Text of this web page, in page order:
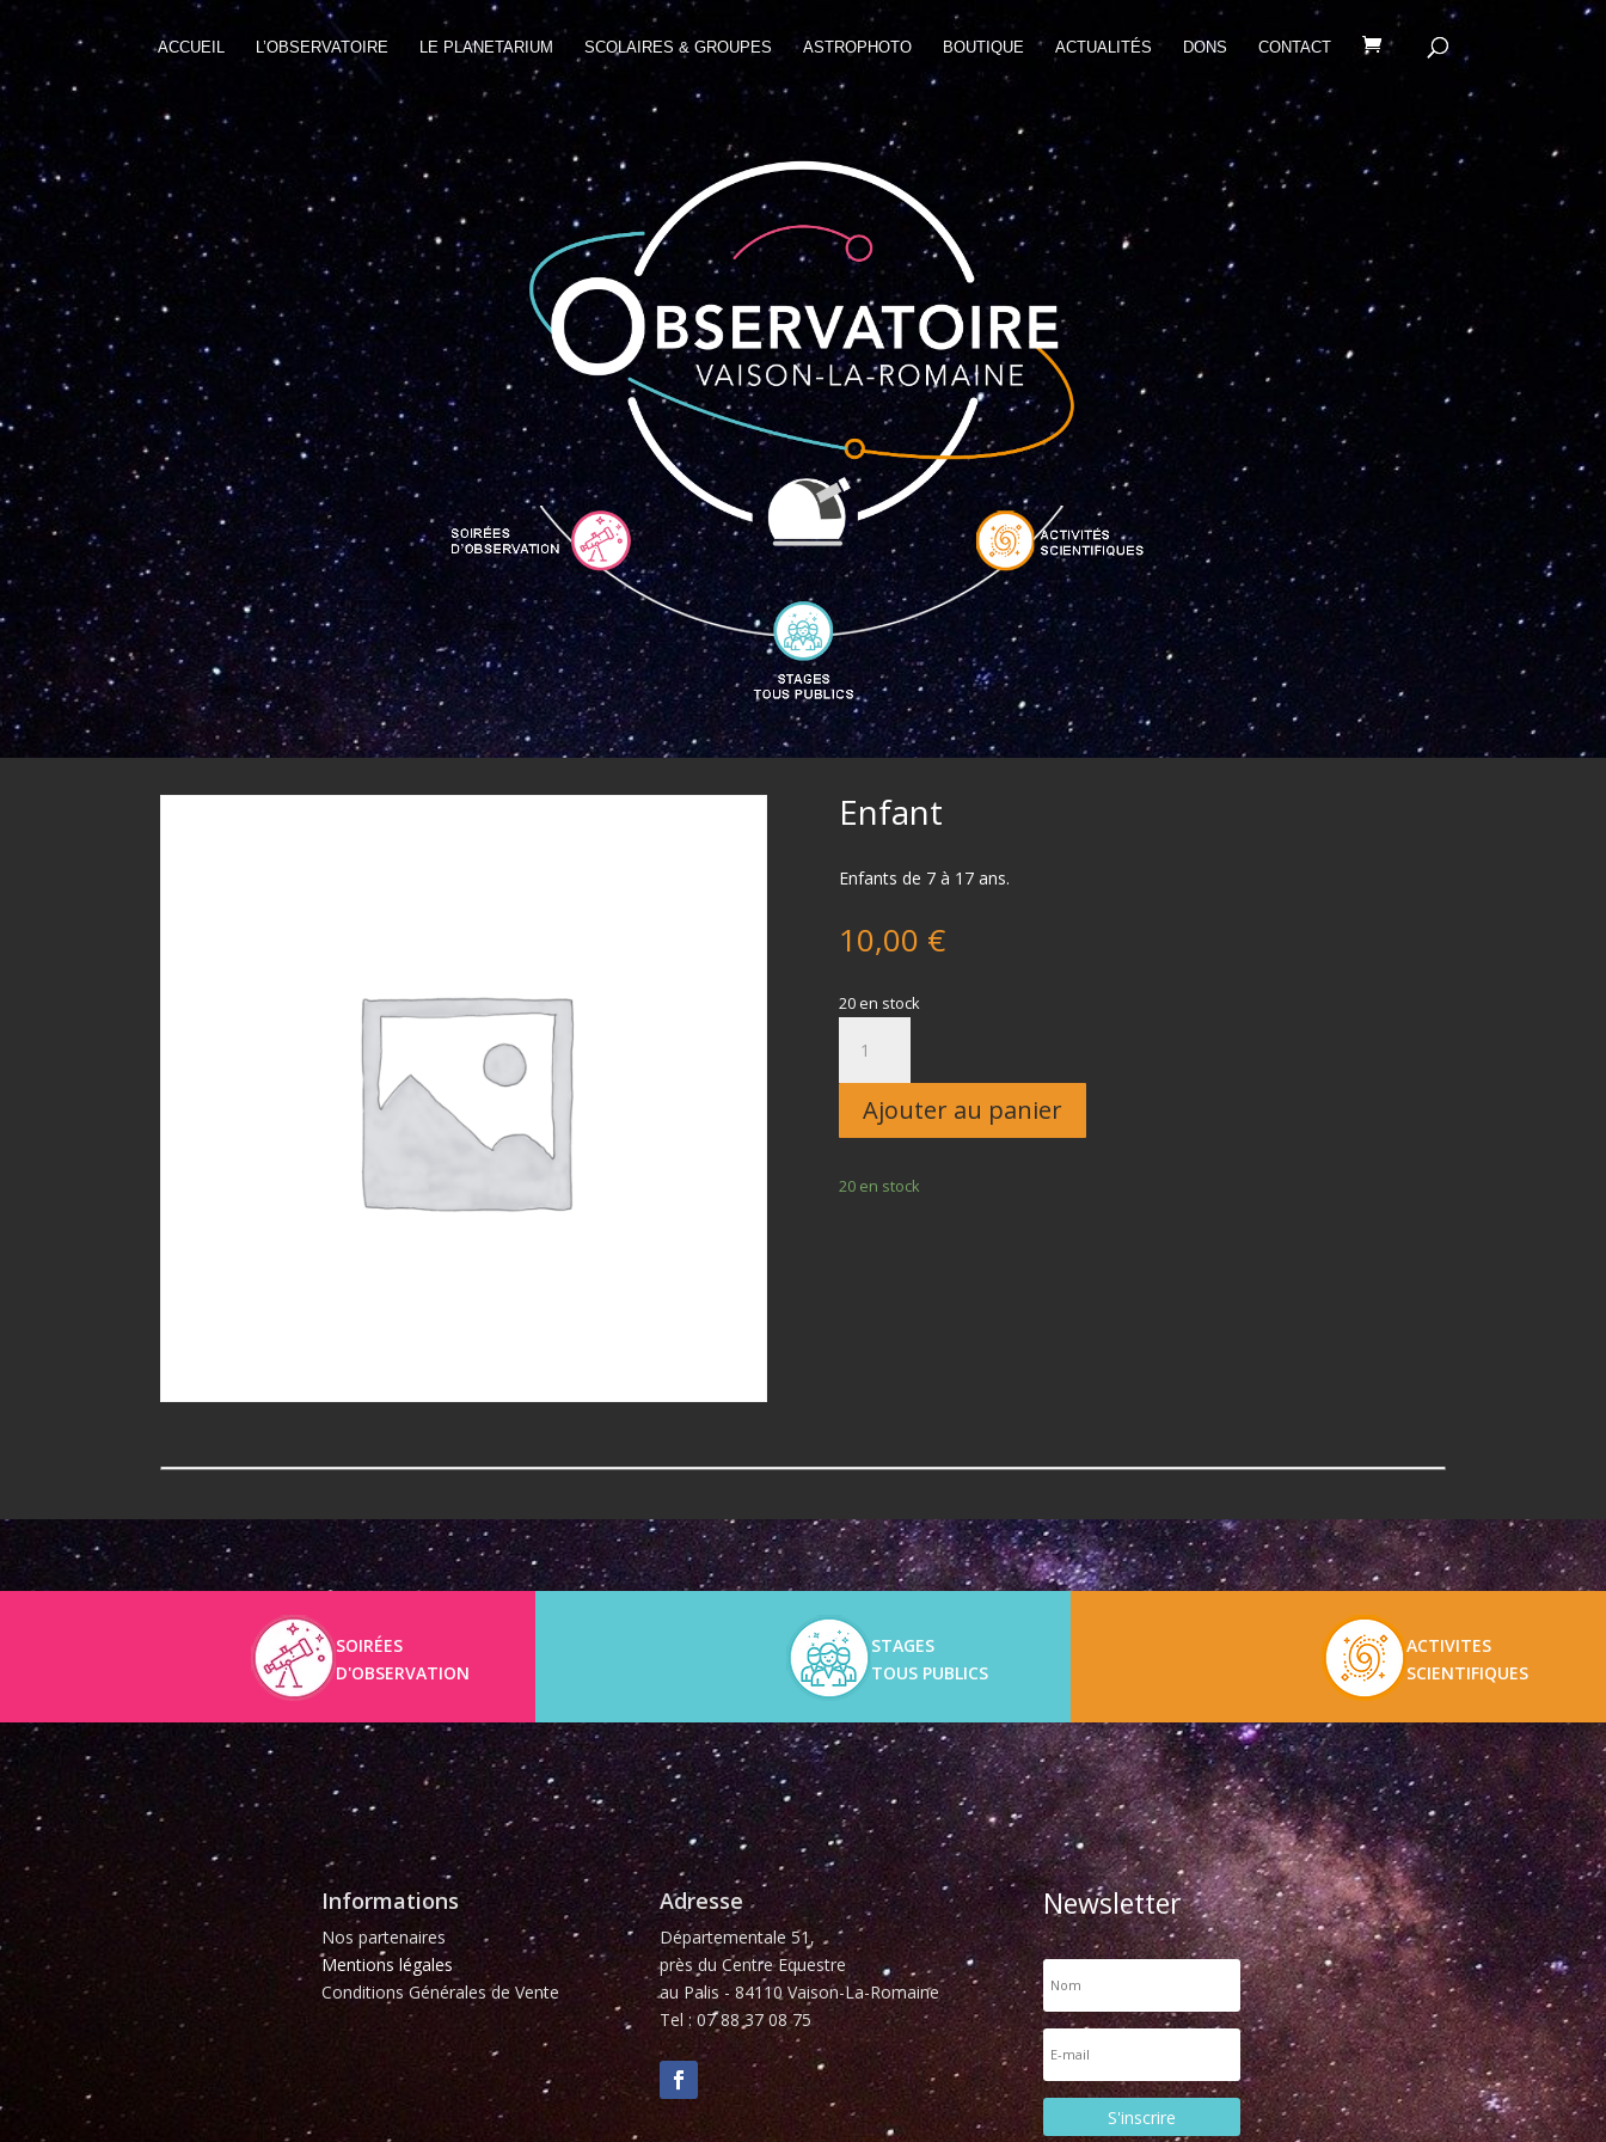
ACCUEIL L’OBSERVATOIRE LE PLANETARIUM SCOLAIRES & GROUPES ASTROPHOTO BOUTIQUE ACTUALITÉS DONS CONTACT
Enfant
Enfants de 7 à 17 ans.
10,00 €
20 en stock
Enfant
Ajouter au panier
20 en stock
SOIRÉES
D'OBSERVATION
STAGES
TOUS PUBLICS
ACTIVITES
SCIENTIFIQUES
Informations
Nos partenaires
Mentions légales
Conditions Générales de Vente
Adresse
Départementale 51,
près du Centre Equestre
au Palis - 84110 Vaison-La-Romaine
Tel : 07 88 37 08 75
Newsletter
S'inscrire